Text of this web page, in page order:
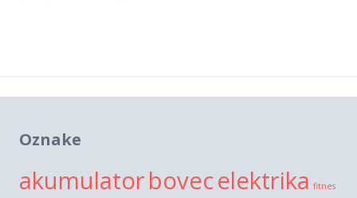
Oznake
akumulatorbovecelektrika fitnes